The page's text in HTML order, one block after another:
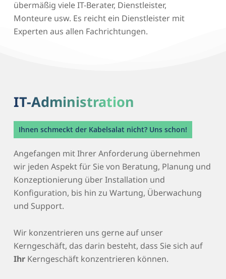
übermäßig viele IT-Berater, Dienstleister,
Monteure usw. Es reicht ein Dienstleister mit
Experten aus allen Fachrichtungen.
IT-Administration
Ihnen schmeckt der Kabelsalat nicht? Uns schon!
Angefangen mit Ihrer Anforderung übernehmen
wir jeden Aspekt für Sie von Beratung, Planung und
Konzeptionierung über Installation und
Konfiguration, bis hin zu Wartung, Überwachung
und Support.
Wir konzentrieren uns gerne auf unser
Kerngeschäft, das darin besteht, dass Sie sich auf
Ihr Kerngeschäft konzentrieren können.